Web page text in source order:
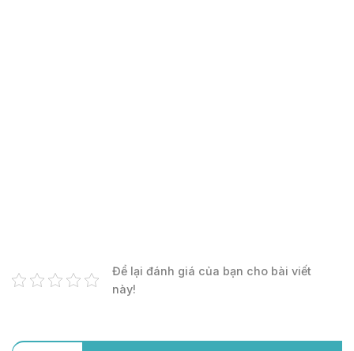
Để lại đánh giá của bạn cho bài viết
này!